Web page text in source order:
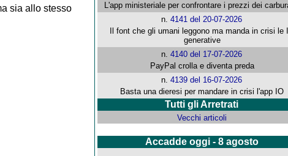
sia allo stesso
L'app ministeriale per confrontare i prezzi dei
n.4141 del 20-07-2026
Il font che gli umani leggono ma manda in crisi le
generative
n.4140 del 17-07-2026
PayPal crolla e diventa preda
n.4139 del 16-07-2026
Basta una dieresi per mandare in crisi l'app IO
Tutti gli Arretrati
Vecchi articoli
Accadde oggi - 8 agosto